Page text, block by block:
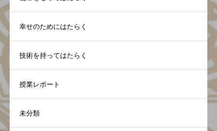
幸せのためにはたらく
技術を持ってはたらく
授業レポート
未分類